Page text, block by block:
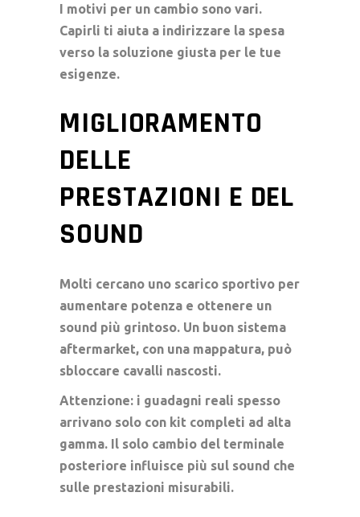
I motivi per un cambio sono vari.
Capirli ti aiuta a indirizzare la spesa
verso la soluzione giusta per le tue
esigenze.
MIGLIORAMENTO
DELLE
PRESTAZIONI E DEL
SOUND
Molti cercano uno scarico sportivo per
aumentare potenza e ottenere un
sound più grintoso. Un buon sistema
aftermarket, con una mappatura, può
sbloccare cavalli nascosti.
Attenzione: i guadagni reali spesso
arrivano solo con kit completi ad alta
gamma. Il solo cambio del terminale
posteriore influisce più sul sound che
sulle prestazioni misurabili.